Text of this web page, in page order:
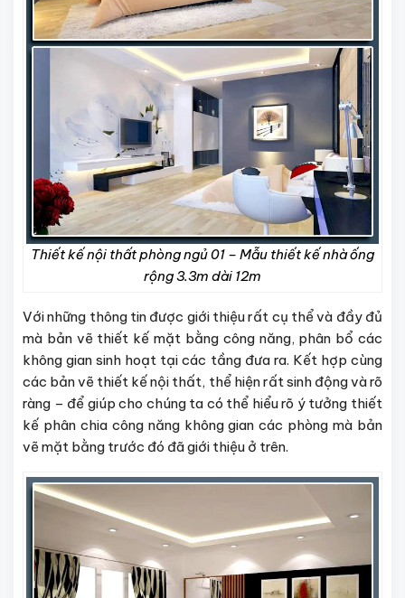
Thiết kế nội thất phòng ngủ 01 – Mẫu thiết kế nhà ống
rộng 3.3m dài 12m
Với những thông tin được giới thiệu rất cụ thể và đầy đủ
mà bản vẽ thiết kế mặt bằng công năng, phân bổ các
không gian sinh hoạt tại các tầng đưa ra. Kết hợp cùng
các bản vẽ thiết kế nội thất, thể hiện rất sinh động và rõ
ràng – để giúp cho chúng ta có thể hiểu rõ ý tưởng thiết
kế phân chia công năng không gian các phòng mà bản
vẽ mặt bằng trước đó đã giới thiệu ở trên.